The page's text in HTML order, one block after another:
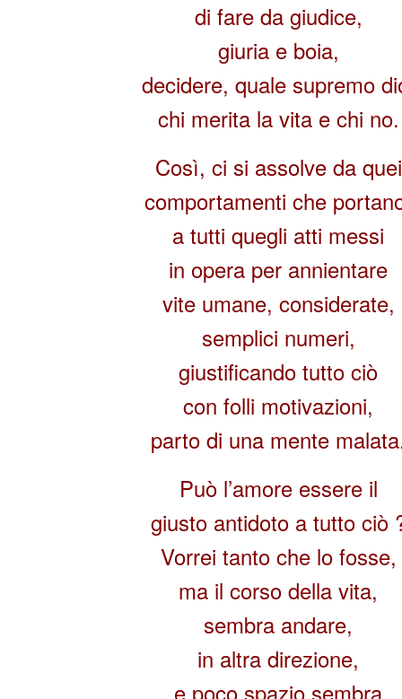
di fare da giudice,
giuria e boia,
decidere, quale supremo
chi merita la vita e chi no.
Così, ci si assolve da quei
comportamenti che
a tutti quegli atti messi
in opera per annientare
vite umane, considerate,
semplici numeri,
giustificando tutto ciò
con folli motivazioni,
parto di una mente
Può l’amore essere il
giusto antidoto a tutto ciò
Vorrei tanto che lo fosse,
ma il corso della vita,
sembra andare,
in altra direzione,
e poco spazio sembra